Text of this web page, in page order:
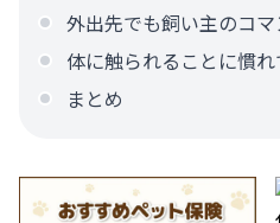
外出先でも飼い主のコ
体に触られることに慣
まとめ